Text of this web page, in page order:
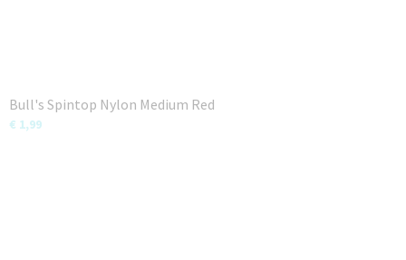
Bull's Spintop Nylon Medium Red
€ 1,99